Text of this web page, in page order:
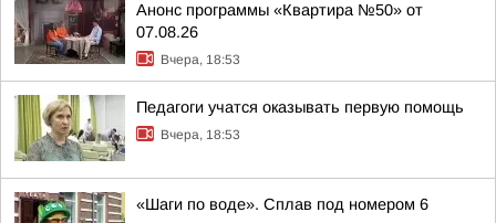
Анонс программы «Квартира №50» от
07.08.26
Вчера, 18:53
Педагоги учатся оказывать первую помощь
Вчера, 18:53
«Шаги по воде». Сплав под номером 6